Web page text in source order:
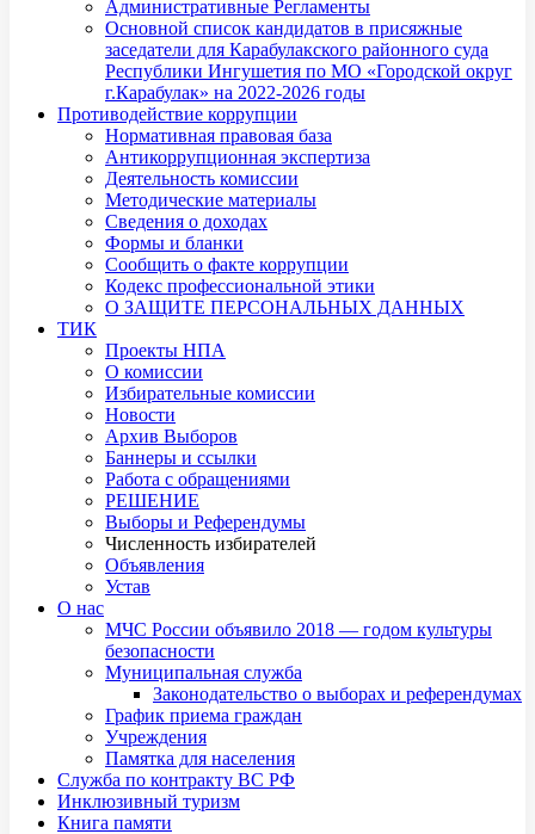
Административные Регламенты
Основной список кандидатов в присяжные
заседатели для Карабулакского районного суда
Республики Ингушетия по МО «Городской округ
г.Карабулак» на 2022-2026 годы
Противодействие коррупции
Нормативная правовая база
Антикоррупционная экспертиза
Деятельность комиссии
Методические материалы
Сведения о доходах
Формы и бланки
Сообщить о факте коррупции
Кодекс профессиональной этики
О ЗАЩИТЕ ПЕРСОНАЛЬНЫХ ДАННЫХ
ТИК
Проекты НПА
О комиссии
Избирательные комиссии
Новости
Архив Выборов
Баннеры и ссылки
Работа с обращениями
РЕШЕНИЕ
Выборы и Референдумы
Численность избирателей
Объявления
Устав
О нас
МЧС России объявило 2018 — годом культуры
безопасности
Муниципальная служба
Законодательство о выборах и референдумах
График приема граждан
Учреждения
Памятка для населения
Служба по контракту ВС РФ
Инклюзивный туризм
Книга памяти